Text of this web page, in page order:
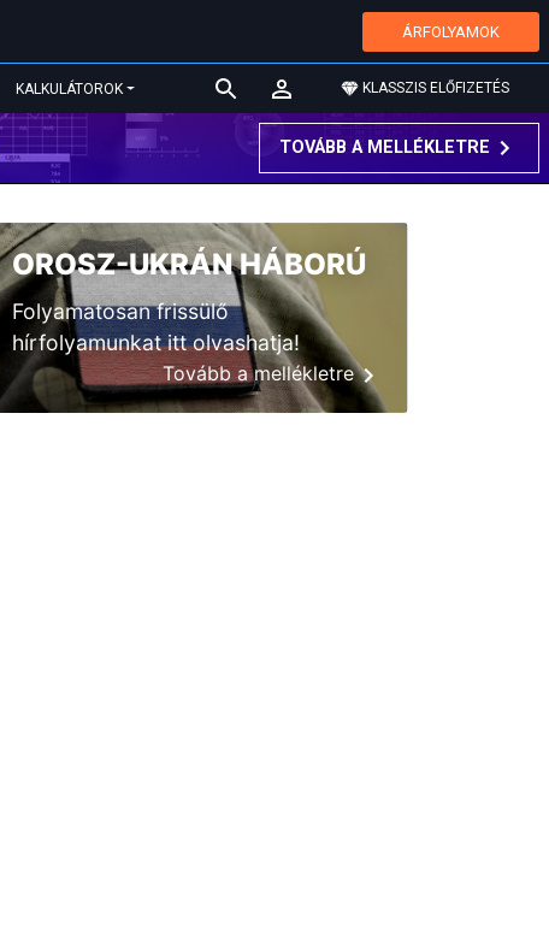
ÁRFOLYAMOK
KALKULÁTOROK KLASSZIS ELŐFIZETÉS
TOVÁBB A MELLÉKLETRE
OROSZ-UKRÁN HÁBORÚ
Folyamatosan frissülő
hírfolyamunkat itt olvashatja!
Tovább a mellékletre